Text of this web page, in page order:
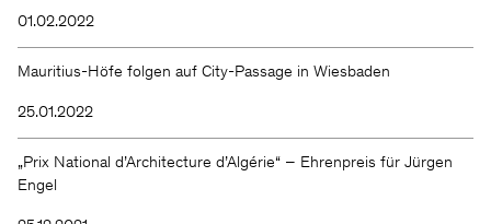
01.02.2022
Mauritius-Höfe folgen auf City-Passage in Wiesbaden
25.01.2022
„Prix National d’Architecture d’Algérie“ – Ehrenpreis für Jürgen
Engel
KSP ENGEL
Kontakt
Impressum
Datenschutz
Hinweisgeber
Facebook
WeChat